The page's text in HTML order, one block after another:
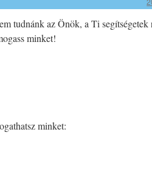
tudnánk az Önök, a Ti
minket!
minket: